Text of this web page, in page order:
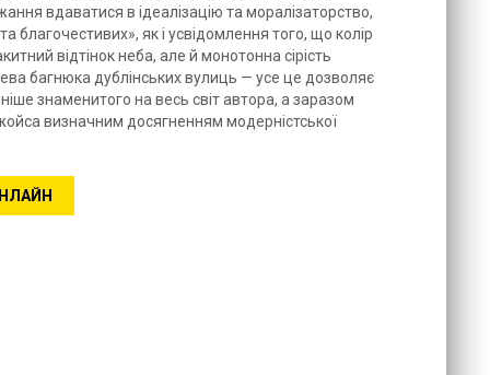
вдаватися в ідеалізацію та моралізаторство,
благочестивих», як і усвідомлення того, що колір
відтінок неба, але й монотонна сірість
багнюка дублінських вулиць — усе це дозволяє
знаменитого на весь світ автора, а заразом
визначним досягненням модерністської